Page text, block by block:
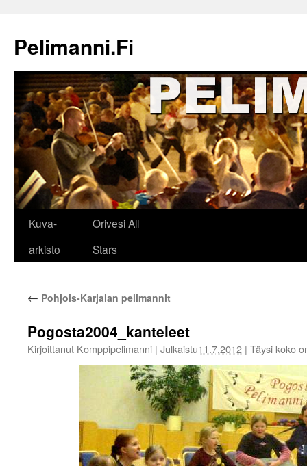
Pelimanni.Fi
Kuva-
arkisto
Orivesi All
Stars
← Pohjois-Karjalan pelimannit
Pogosta2004_kanteleet
Kirjoittanut Komppipelimanni | Julkaistu11.7.2012 | Täysi koko